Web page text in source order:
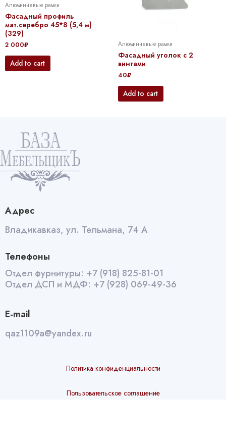
Алюминиевые рамки
Фасадный профиль
мат.серебро 45*8 (5,4 м)
(329)
2 000₽
Add to cart
Алюминиевые рамки
Фасадный уголок с 2
винтами
40₽
Add to cart
Адрес
Владикавказ, ул. Тельмана, 74 А
Телефоны
Отдел фурнитуры: +7 (918) 825-81-01
Отдел ДСП и МДФ: +7 (928) 069-49-36
E-mail
qaz1109a@yandex.ru
Политика конфиденциальности
Пользовательское соглашение